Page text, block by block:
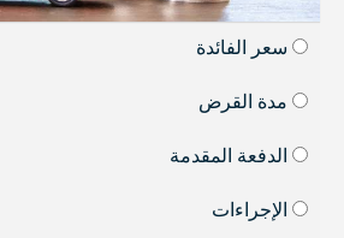
سعر الفائدة
مدة القرض
الدفعة المقدمة
الإجراءات